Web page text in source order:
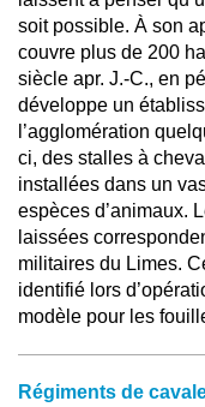
soit possible. À son
couvre plus de 200
siècle apr. J.-C., en
développe un
l’agglomération
ci, des stalles à
installées dans un
espèces d’animaux.
laissées
militaires du Limes.
identifié lors
modèle pour les
Régiments de